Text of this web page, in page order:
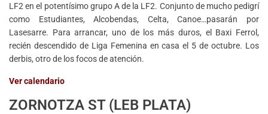
LF2 en el potentísimo grupo A de la LF2. Conjunto de mucho pedigrí
como Estudiantes, Alcobendas, Celta, Canoe…pasarán por
Lasesarre. Para arrancar, uno de los más duros, el Baxi Ferrol,
recién descendido de Liga Femenina en casa el 5 de octubre. Los
derbis, otro de los focos de atención.
Ver calendario
ZORNOTZA ST (LEB PLATA)